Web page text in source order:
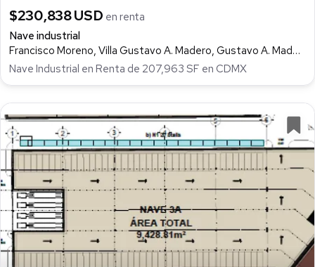
$230,838 USD en renta
Nave industrial
Francisco Moreno, Villa Gustavo A. Madero, Gustavo A. Madero
Nave Industrial en Renta de 207,963 SF en CDMX